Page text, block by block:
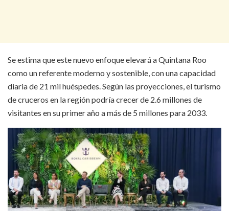
Se estima que este nuevo enfoque elevará a Quintana Roo
como un referente moderno y sostenible, con una capacidad
diaria de 21 mil huéspedes. Según las proyecciones, el turismo
de cruceros en la región podría crecer de 2.6 millones de
visitantes en su primer año a más de 5 millones para 2033.